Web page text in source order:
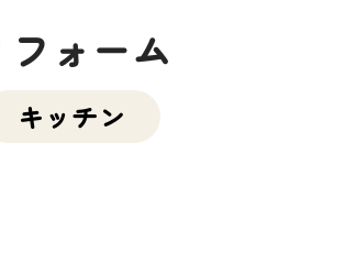
フォーム
キッチン